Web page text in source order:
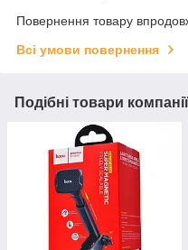
Повернення товару
Всі умови повернення
Подібні товари компанії